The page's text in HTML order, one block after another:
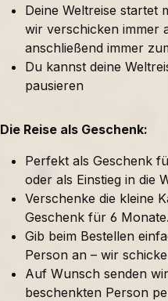
Deine Weltreise startet
wir verschicken immer
anschließend immer
Du kannst deine
pausieren
Die Reise als Geschenk:
Perfekt als Geschenk
oder als Einstieg in die
Verschenke die kleine
Geschenk für 6 Monate.
Gib beim Bestellen
Person an – wir
Auf Wunsch senden
beschenkten Person